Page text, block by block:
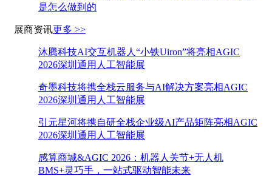
是怎么做到的
展商资讯更多 >>
沐腾科技AI交互机器人“小铁Uiron”将亮相AGIC
2026深圳通用人工智能展
奇墨科技将携全栈云服务与AI解决方案亮相AGIC
2026深圳通用人工智能展
引元星河将携自研全栈企业级AI产品矩阵亮相AGIC
2026深圳通用人工智能展
感算商城&AGIC 2026：机器人关节+无人机
BMS+灵巧手，一站式驱动智能未来